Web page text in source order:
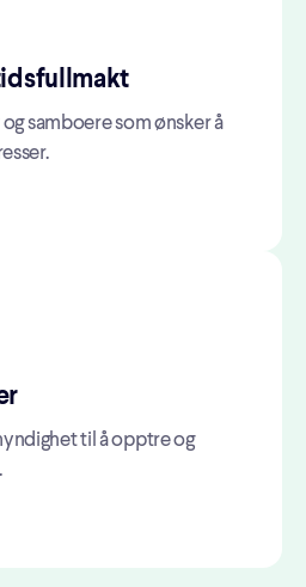
samboere som ønsker å
til å opptre og